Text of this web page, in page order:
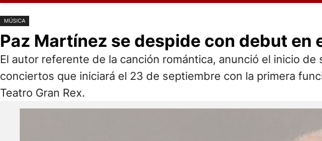
MÚSICA
Paz Martínez se despide con debut en
El autor referente de la canción romántica, anunció el inicio
conciertos que iniciará el 23 de septiembre con la primera
Teatro Gran Rex.